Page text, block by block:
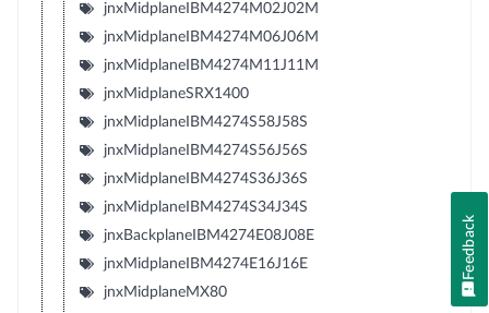
jnxMidplaneIBM4274M02J02M
jnxMidplaneIBM4274M06J06M
jnxMidplaneIBM4274M11J11M
jnxMidplaneSRX1400
jnxMidplaneIBM4274S58J58S
jnxMidplaneIBM4274S56J56S
jnxMidplaneIBM4274S36J36S
jnxMidplaneIBM4274S34J34S
jnxBackplaneIBM4274E08J08E
jnxMidplaneIBM4274E16J16E
jnxMidplaneMX80
Feedback